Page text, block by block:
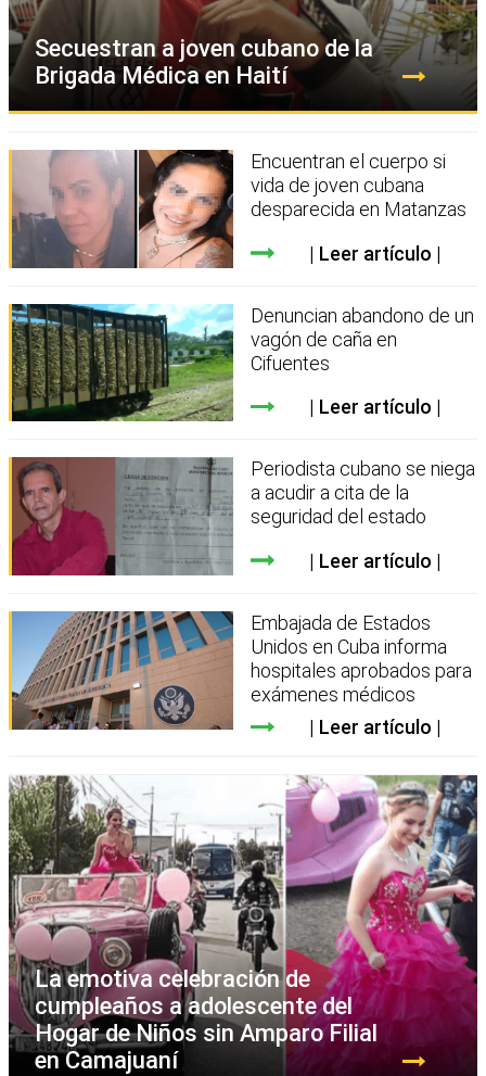
Secuestran a joven cubano de la
Brigada Médica en Haití
Encuentran el cuerpo si
vida de joven cubana
desparecida en Matanzas
Leer artículo
Denuncian abandono de un
vagón de caña en
Cifuentes
Leer artículo
Periodista cubano se niega
a acudir a cita de la
seguridad del estado
Leer artículo
Embajada de Estados
Unidos en Cuba informa
hospitales aprobados para
exámenes médicos
Leer artículo
La emotiva celebración de
cumpleaños a adolescente del
Hogar de Niños sin Amparo Filial
en Camajuaní